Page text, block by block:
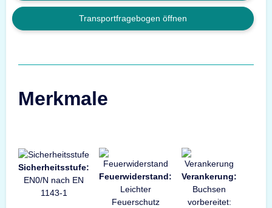
Transportfragebogen öffnen
Merkmale
Sicherheitsstufe:
EN0/N nach EN
1143-1
Feuerwiderstand:
Leichter
Feuerschutz
Verankerung:
Buchsen
vorbereitet: